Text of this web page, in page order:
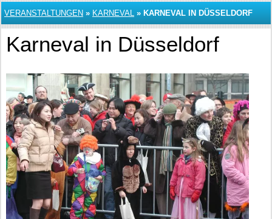
VERANSTALTUNGEN » KARNEVAL » KARNEVAL IN DÜSSELDORF
Karneval in Düsseldorf